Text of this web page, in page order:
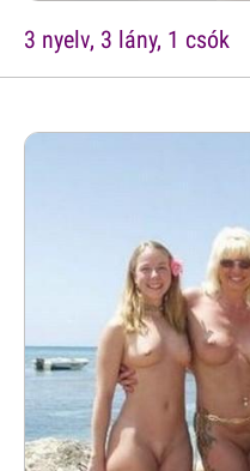
3 nyelv, 3 lány, 1 csók